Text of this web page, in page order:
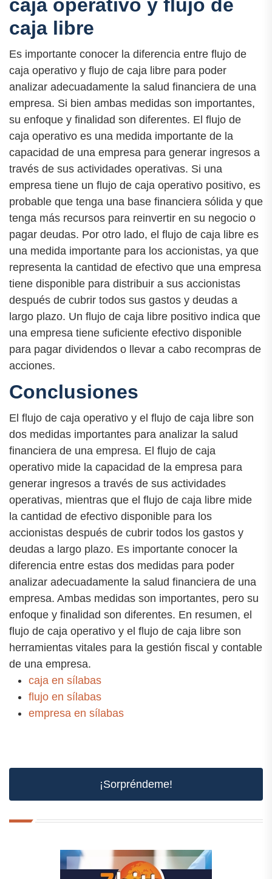
caja operativo y flujo de
caja libre
Es importante conocer la diferencia entre flujo de
caja operativo y flujo de caja libre para poder
analizar adecuadamente la salud financiera de una
empresa. Si bien ambas medidas son importantes,
su enfoque y finalidad son diferentes. El flujo de
caja operativo es una medida importante de la
capacidad de una empresa para generar ingresos a
través de sus actividades operativas. Si una
empresa tiene un flujo de caja operativo positivo, es
probable que tenga una base financiera sólida y que
tenga más recursos para reinvertir en su negocio o
pagar deudas. Por otro lado, el flujo de caja libre es
una medida importante para los accionistas, ya que
representa la cantidad de efectivo que una empresa
tiene disponible para distribuir a sus accionistas
después de cubrir todos sus gastos y deudas a
largo plazo. Un flujo de caja libre positivo indica que
una empresa tiene suficiente efectivo disponible
para pagar dividendos o llevar a cabo recompras de
acciones.
Conclusiones
El flujo de caja operativo y el flujo de caja libre son
dos medidas importantes para analizar la salud
financiera de una empresa. El flujo de caja
operativo mide la capacidad de la empresa para
generar ingresos a través de sus actividades
operativas, mientras que el flujo de caja libre mide
la cantidad de efectivo disponible para los
accionistas después de cubrir todos los gastos y
deudas a largo plazo. Es importante conocer la
diferencia entre estas dos medidas para poder
analizar adecuadamente la salud financiera de una
empresa. Ambas medidas son importantes, pero su
enfoque y finalidad son diferentes. En resumen, el
flujo de caja operativo y el flujo de caja libre son
herramientas vitales para la gestión fiscal y contable
de una empresa.
caja en sílabas
flujo en sílabas
empresa en sílabas
¡Sorpréndeme!